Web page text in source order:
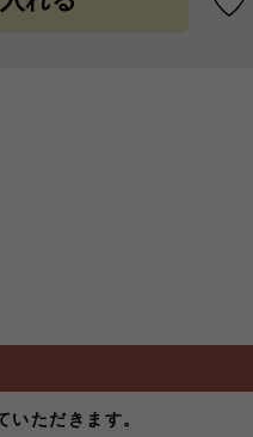
ただきます。